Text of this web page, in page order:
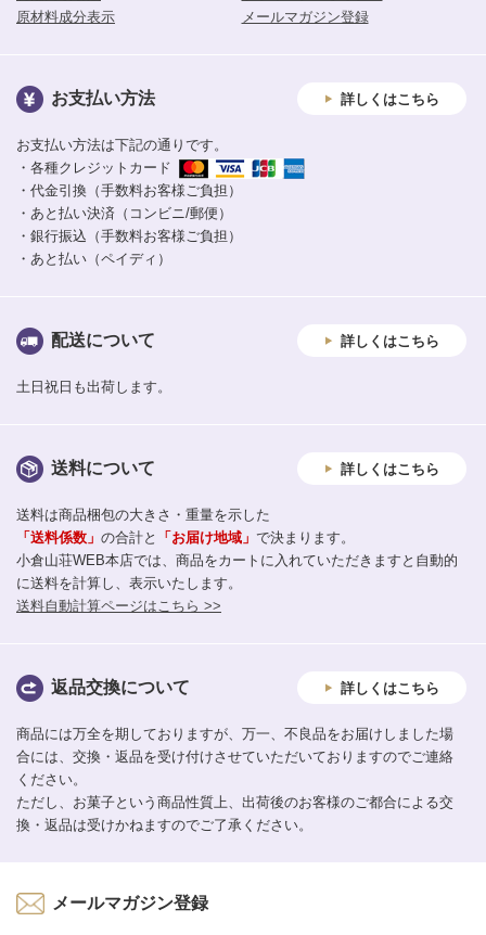
原材料成分表示
メールマガジン登録
お支払い方法 詳しくはこちら
お支払い方法は下記の通りです。
・各種クレジットカード
・代金引換（手数料お客様ご負担）
・あと払い決済（コンビニ/郵便）
・銀行振込（手数料お客様ご負担）
・あと払い（ペイディ）
配送について 詳しくはこちら
土日祝日も出荷します。
送料について 詳しくはこちら
送料は商品梱包の大きさ・重量を示した
「送料係数」 の合計と 「お届け地域」 で決まります。
小倉山荘WEB本店では、商品をカートに入れていただきますと自動的
に送料を計算し、表示いたします。
送料自動計算ページはこちら >>
返品交換について 詳しくはこちら
商品には万全を期しておりますが、万一、不良品をお届けしました場
合には、交換・返品を受け付けさせていただいておりますのでご連絡
ください。
ただし、お菓子という商品性質上、出荷後のお客様のご都合による交
換・返品は受けかねますのでご了承ください。
メールマガジン登録